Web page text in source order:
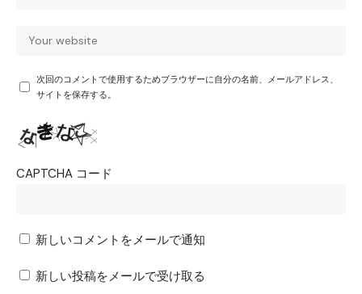
次回のコメントで使用するためブラウザーに自分の名前、メールアドレス、
サイトを保存する。
CAPTCHA コード
新しいコメントをメールで通知
新しい投稿をメールで受け取る